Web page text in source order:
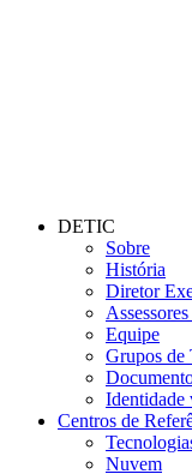
DETIC
Sobre
História
Diretor
Equipe
Grupos de
Identidade
Centros de
Nuvem